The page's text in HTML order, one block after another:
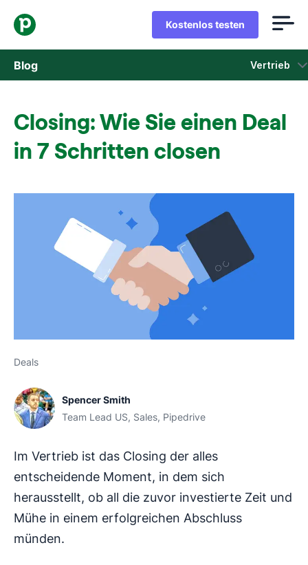
Kostenlos testen
Blog Vertrieb
Marketing
In neuem Fenster öffnen
Closing: Wie Sie einen Deal
in 7 Schritten closen
Deals
Spencer Smith
Team Lead US, Sales, Pipedrive
Im Vertrieb ist das Closing der alles
entscheidende Moment, in dem sich
herausstellt, ob all die zuvor investierte Zeit und
Mühe in einem erfolgreichen Abschluss
münden.